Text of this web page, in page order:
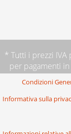
* Tutti i prezzi IVA
per pagamenti
Condizioni
Informativa sulla